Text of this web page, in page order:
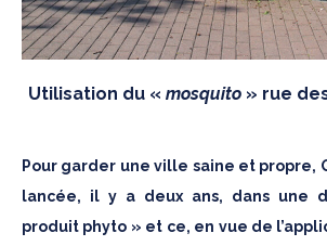
Utilisation du « mosquito» rue
Pour garder une ville saine et propre,
lancée, il y a deux ans, dans une
produit phyto » et ce, en vue de